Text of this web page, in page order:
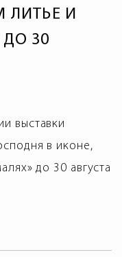
ЛИТЬЕ И
30
выставки
в иконе,
до 30 августа